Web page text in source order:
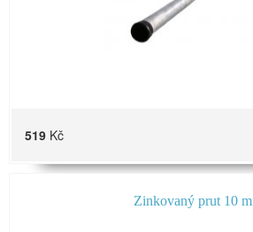
519 Kč
Zinkovaný prut 10